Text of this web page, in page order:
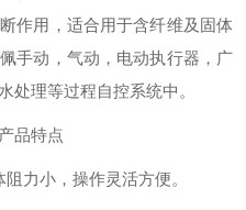
作用，适合用于含纤维及固体
手动，气动，电动执行器，广
处理等过程自控系统中。
品特点
力小，操作灵活方便。